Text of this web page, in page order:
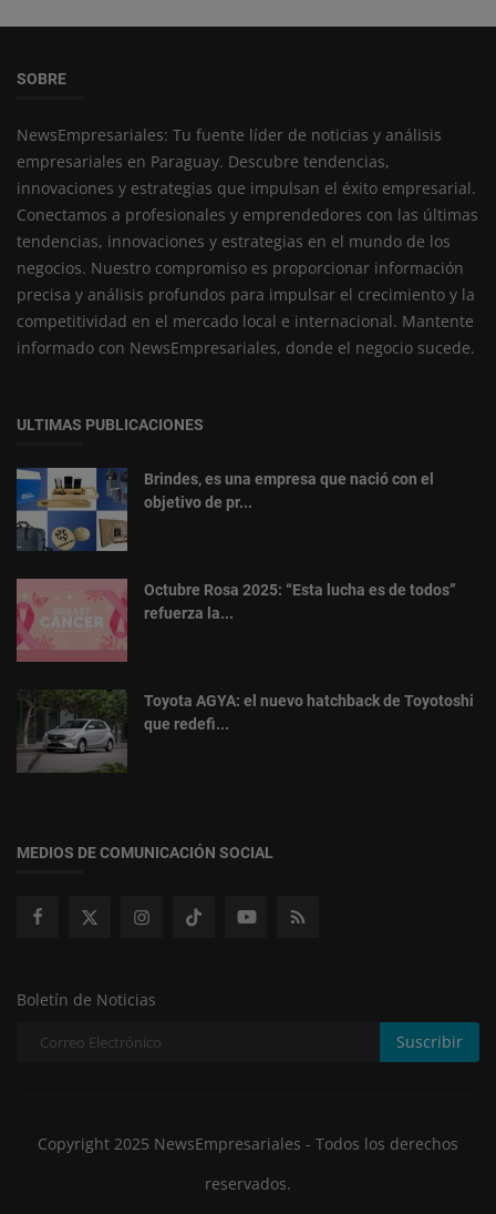
SOBRE
NewsEmpresariales: Tu fuente líder de noticias y análisis
empresariales en Paraguay. Descubre tendencias,
innovaciones y estrategias que impulsan el éxito empresarial.
Conectamos a profesionales y emprendedores con las últimas
tendencias, innovaciones y estrategias en el mundo de los
negocios. Nuestro compromiso es proporcionar información
precisa y análisis profundos para impulsar el crecimiento y la
competitividad en el mercado local e internacional. Mantente
informado con NewsEmpresariales, donde el negocio sucede.
ULTIMAS PUBLICACIONES
Brindes, es una empresa que nació con el
objetivo de pr...
Octubre Rosa 2025: “Esta lucha es de todos”
refuerza la...
Toyota AGYA: el nuevo hatchback de Toyotoshi
que redefi...
MEDIOS DE COMUNICACIÓN SOCIAL
Boletín de Noticias
Suscribir
Copyright 2025 NewsEmpresariales - Todos los derechos
reservados.